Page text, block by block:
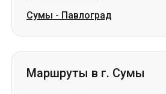
Сумы - Павлоград
Маршруты в г. Сумы